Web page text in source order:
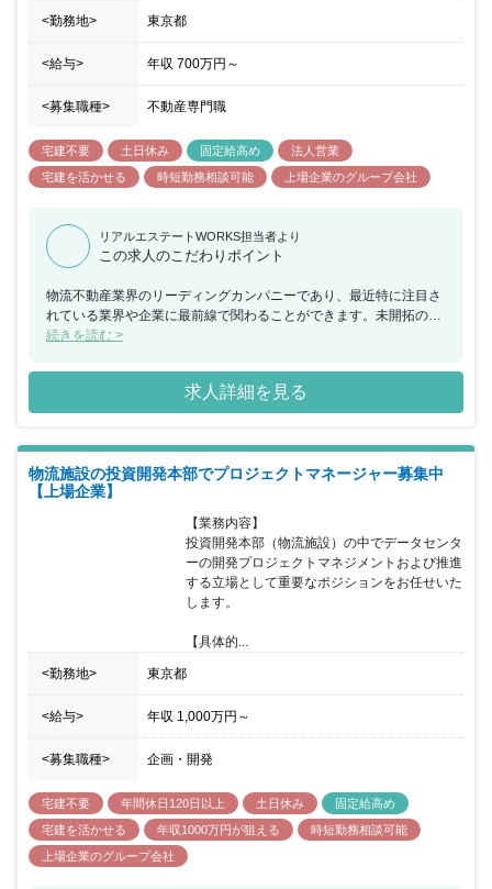
<勤務地> 東京都
<給与> 年収 700万円 ～
<募集職種> 不動産専門職
宅建不要 土日休み 固定給高め
法人営業
宅建を活かせる
時短勤務相談可能 上場企業のグループ会社
リアルエステートWORKS担当者より
この求人のこだわりポイント
物流不動産業界のリーディングカンパニーであり、最近特に注目さ
れている業界や企業に最前線で関わることができます。未開拓の領
域や事業に取り組むことのできるポジションです。
続きを読む >
求人詳細を見る
物流施設の投資開発本部でプロジェクトマネージャー募集中
【上場企業】
【業務内容】
投資開発本部（物流施設）の中でデータセンタ
ーの開発プロジェクトマネジメントおよび推進
する立場として重要なポジションをお任せいた
します。
【具体的...
<勤務地> 東京都
<給与> 年収 1,000万円 ～
<募集職種> 企画・開発
宅建不要 年間休日120日以上 土日休み
固定給高め
宅建を活かせる
年収1000万円が狙える
時短勤務相談可能
上場企業のグループ会社